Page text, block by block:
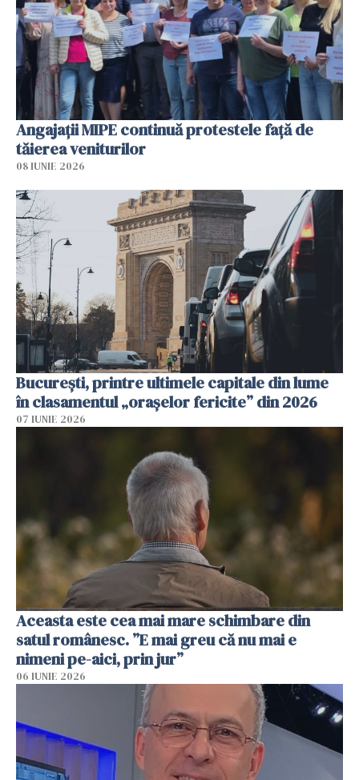
Angajaţii MIPE continuă protestele faţă de
tăierea veniturilor
08 IUNIE 2026
București, printre ultimele capitale din lume
în clasamentul „orașelor fericite” din 2026
07 IUNIE 2026
Aceasta este cea mai mare schimbare din
satul românesc. ”E mai greu că nu mai e
nimeni pe-aici, prin jur”
06 IUNIE 2026